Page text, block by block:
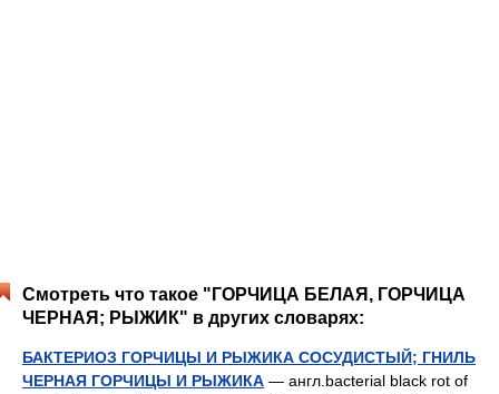
Смотреть что такое "ГОРЧИЦА БЕЛАЯ, ГОРЧИЦА
ЧЕРНАЯ; РЫЖИК" в других словарях:
БАКТЕРИОЗ ГОРЧИЦЫ И РЫЖИКА СОСУДИСТЫЙ; ГНИЛЬ
ЧЕРНАЯ ГОРЧИЦЫ И РЫЖИКА — англ.bacterial black rot of